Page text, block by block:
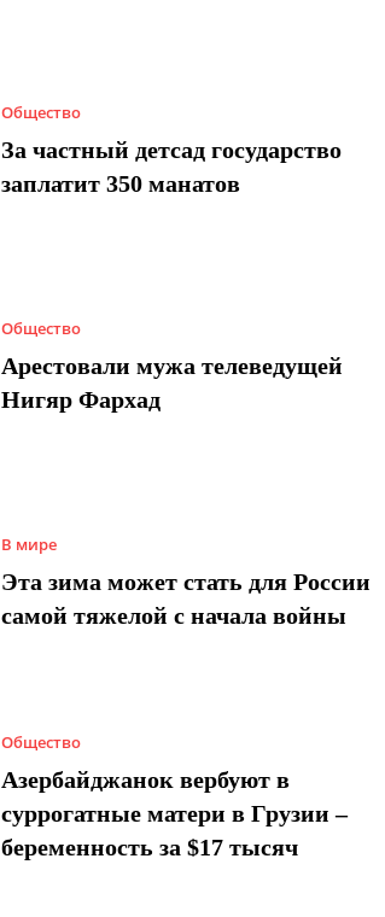
Общество
За частный детсад государство
заплатит 350 манатов
Общество
Арестовали мужа телеведущей
Нигяр Фархад
В мире
Эта зима может стать для России
самой тяжелой с начала войны
Общество
Азербайджанок вербуют в
суррогатные матери в Грузии –
беременность за $17 тысяч